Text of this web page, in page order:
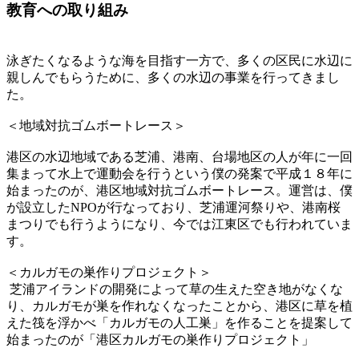
教育への取り組み
泳ぎたくなるような海を目指す一方で、多くの区民に水辺に
親しんでもらうために、多くの水辺の事業を行ってきまし
た。
＜地域対抗ゴムボートレース＞
港区の水辺地域である芝浦、港南、台場地区の人が年に一回
集まって水上で運動会を行うという僕の発案で平成１８年に
始まったのが、港区地域対抗ゴムボートレース。運営は、僕
が設立したNPOが行なっており、芝浦運河祭りや、港南桜
まつりでも行うようになり、今では江東区でも行われていま
す。
＜カルガモの巣作りプロジェクト＞
芝浦アイランドの開発によって草の生えた空き地がなくな
り、カルガモが巣を作れなくなったことから、港区に草を植
えた筏を浮かべ「カルガモの人工巣」を作ることを提案して
始まったのが「港区カルガモの巣作りプロジェクト」